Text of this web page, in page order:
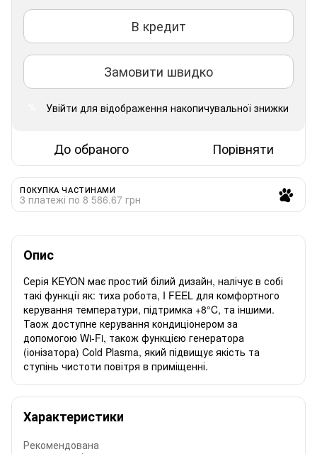
В кредит
Замовити швидко
Увійти для відображення накопичувальної знижки
До обраного Порівняти
ПОКУПКА ЧАСТИНАМИ
3 платежі по 8 586.67 грн
Опис
Серія KEYON має простий білий дизайн, налічує в собі
такі функції як: тиха робота, I FEEL для комфортного
керування температури, підтримка +8°C, та іншими.
Таож доступне керування кондиціонером за
допомогою Wi-Fi, також функцією генератора
(іонізатора) Cold Plasma, який підвищує якість та
ступінь чистоти повітря в приміщенні.
Характеристики
Рекомендована